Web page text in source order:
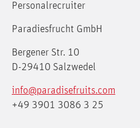
Personalrecruiter
Paradiesfrucht GmbH
Bergener Str. 10
D-29410 Salzwedel
info@paradisefruits.com
+49 3901 3086 3 25